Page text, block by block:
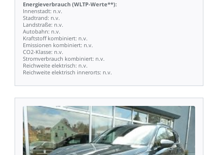
Energieverbrauch (WLTP-Werte**):
Innenstadt: n.v.
Stadtrand: n.v.
Landstraße: n.v.
Autobahn: n.v.
Kraftstoff kombiniert: n.v.
Emissionen kombiniert: n.v.
CO2-Klasse: n.v.
Stromverbrauch kombiniert: n.v.
Reichweite elektrisch: n.v.
Reichweite elektrisch innerorts: n.v.